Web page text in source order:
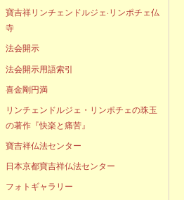
寶吉祥リンチェンドルジェ·リンポチェ仏
寺
法会開示
法会開示用語索引
喜金剛円満
リンチェンドルジェ・リンポチェの珠玉
の著作『快楽と痛苦』
寶吉祥仏法センター
日本京都寶吉祥仏法センター
フォトギャラリー